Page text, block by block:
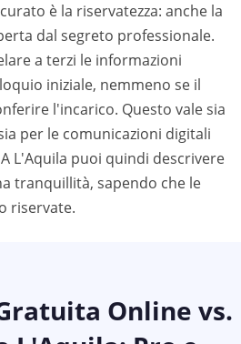
è la riservatezza: anche la
dal segreto professionale.
a terzi le informazioni
iniziale, nemmeno se il
l'incarico. Questo vale sia
per le comunicazioni digitali
L'Aquila puoi quindi descrivere
tranquillità, sapendo che le
riservate.
Online vs.